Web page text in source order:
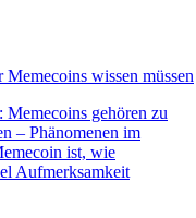
wissen müssen
gehören zu
– Phänomenen im
ist, wie
Aufmerksamkeit